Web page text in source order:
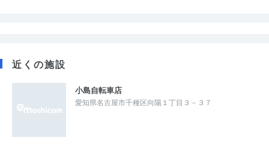
近くの施設
小島自転車店
愛知県名古屋市千種区向陽１丁目３－３７